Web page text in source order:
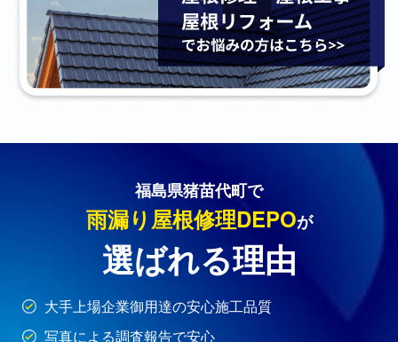
福島県猪苗代町で
雨漏り屋根修理DEPOが
選ばれる理由
大手上場企業御用達の安心施工品質
写真による調査報告で安心